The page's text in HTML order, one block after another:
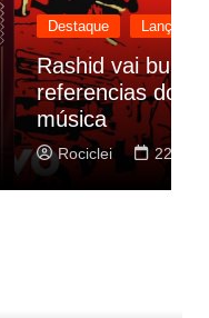
as
nova